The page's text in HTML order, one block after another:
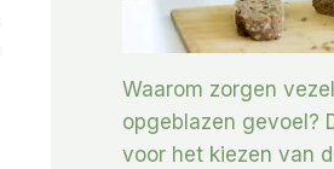
Waarom zorgen
opgeblazen gevoel?
voor het kiezen van